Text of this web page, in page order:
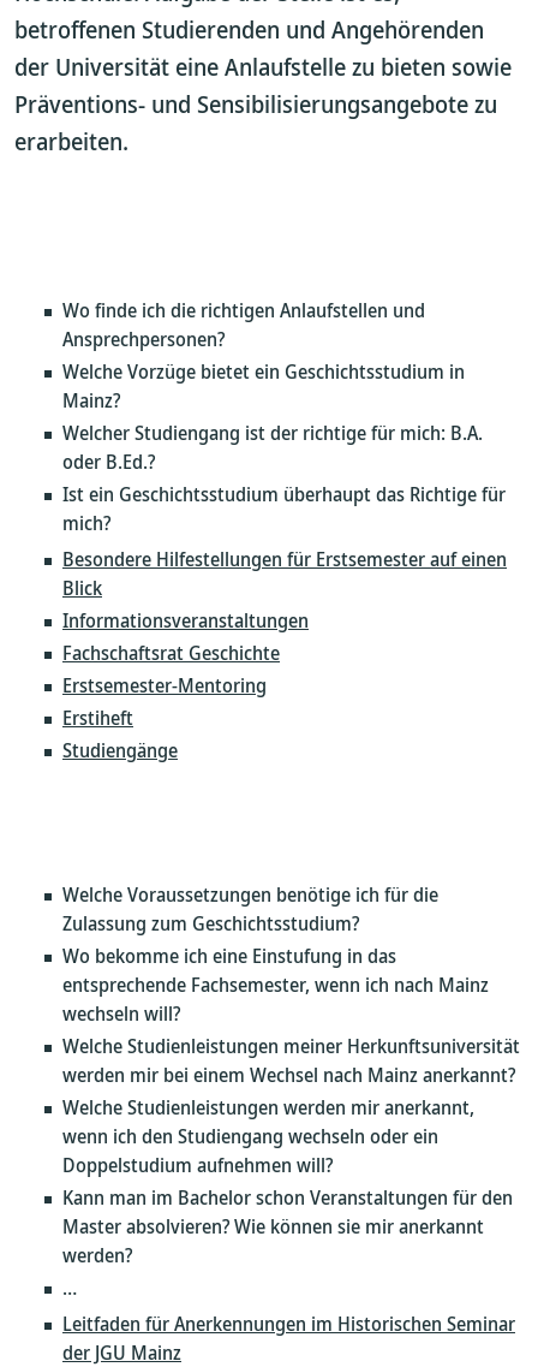
betroffenen Studierenden und Angehörenden
der Universität eine Anlaufstelle zu bieten sowie
Präventions- und Sensibilisierungsangebote zu
erarbeiten.
Wo finde ich die richtigen Anlaufstellen und
Ansprechpersonen?
Welche Vorzüge bietet ein Geschichtsstudium in
Mainz?
Welcher Studiengang ist der richtige für mich: B.A.
oder B.Ed.?
Ist ein Geschichtsstudium überhaupt das Richtige für
mich?
Besondere Hilfestellungen für Erstsemester auf einen
Blick
Informationsveranstaltungen
Fachschaftsrat Geschichte
Erstsemester-Mentoring
Erstiheft
Studiengänge
Welche Voraussetzungen benötige ich für die
Zulassung zum Geschichtsstudium?
Wo bekomme ich eine Einstufung in das
entsprechende Fachsemester, wenn ich nach Mainz
wechseln will?
Welche Studienleistungen meiner Herkunftsuniversität
werden mir bei einem Wechsel nach Mainz anerkannt?
Welche Studienleistungen werden mir anerkannt,
wenn ich den Studiengang wechseln oder ein
Doppelstudium aufnehmen will?
Kann man im Bachelor schon Veranstaltungen für den
Master absolvieren? Wie können sie mir anerkannt
werden?
…
Leitfaden für Anerkennungen im Historischen Seminar
der JGU Mainz